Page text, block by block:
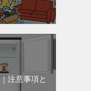
注意事項と